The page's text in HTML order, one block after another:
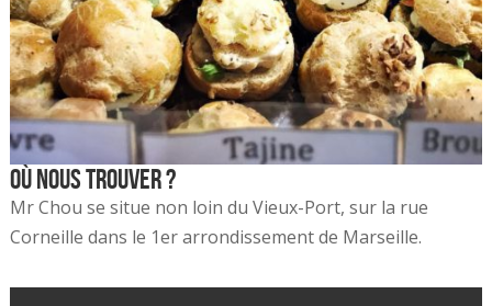
Où nous trouver ?
Mr Chou se situe non loin du Vieux-Port, sur la rue
Corneille dans le 1er arrondissement de Marseille.